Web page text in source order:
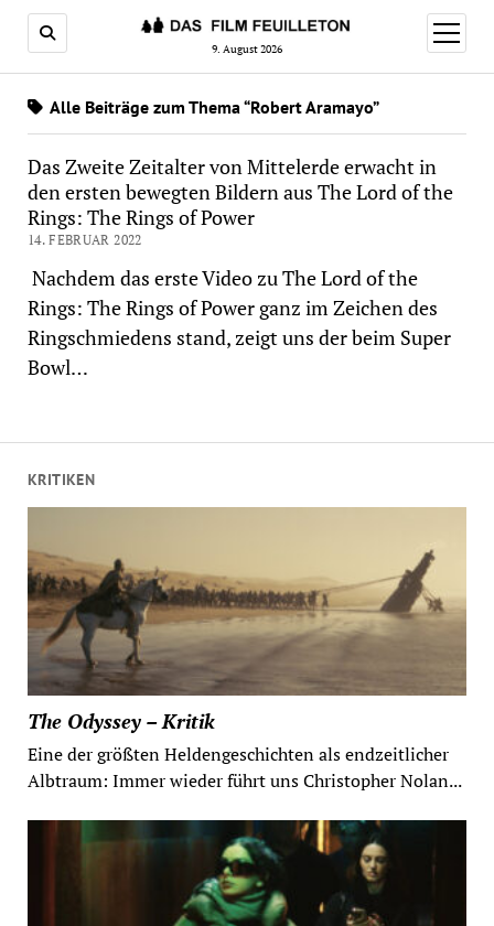
9. August 2026
Menü
öffnen
KRITIKEN
The Odyssey – Kritik
Eine der größten Heldengeschichten als endzeitlicher
Albtraum: Immer wieder führt uns Christopher Nolan...
Alle Beiträge zum Thema “Robert Aramayo”
Das Zweite Zeitalter von Mittelerde erwacht in
den ersten bewegten Bildern aus The Lord of the
Rings: The Rings of Power
14. FEBRUAR 2022
Nachdem das erste Video zu The Lord of the
Rings: The Rings of Power ganz im Zeichen des
Ringschmiedens stand, zeigt uns der beim Super
Bowl…